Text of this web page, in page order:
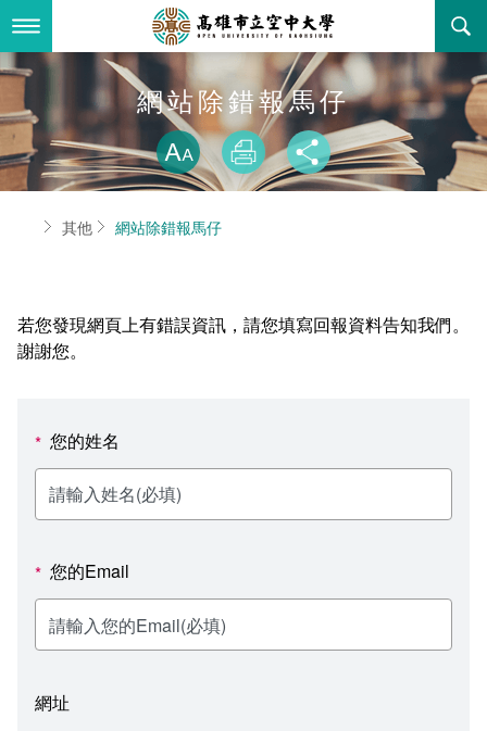
到
要
內最新消息
全部公告
教務公告
學系公告
活動研習
歷史訊息
新聞媒體專區
校園行事曆
報名系統
線上報名查詢
關於本校
空大簡介
立案證明
空大有利的學習條件
環境設備
本校位置
資訊圖像化專區
活動花絮
影音資訊
行政單位
行政單位簡介
校長室
教務處課務組
學習指導中心
輔導處
研發處
秘書處出納組
學術單位
通識教育中心
法律學系
大眾傳播學系
外國語文學系
文化藝術學系
健康管理與促進學系
其他好站
資訊相關法規
校務資訊
新生報名
在學資訊
校務系統
課程大綱
網路選課
校園行事曆
校內系統
資訊服務線上報修系統
消耗品申請
教室‧會議室預約系統
問卷調查
法令規章
政府公開資訊
網站除錯報馬仔
略過字型切
放大
列印 分享
首頁其他 網站除錯報馬仔
若您發現網頁上有錯誤資訊，請您填寫回報資料告知我們。
謝謝您。
* 您的姓名
* 您的Email
網址